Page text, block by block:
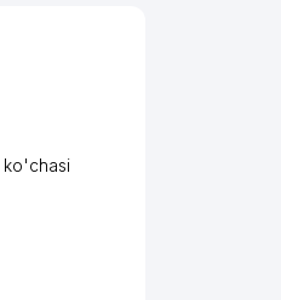
ko'chasi